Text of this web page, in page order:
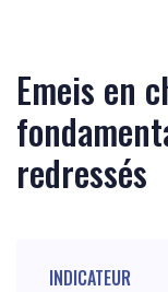
Emeis en
redressés
INDICATEUR